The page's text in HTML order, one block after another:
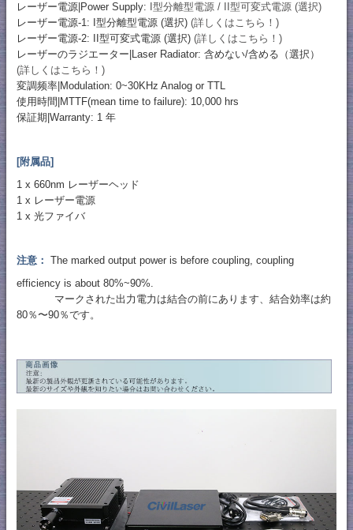
レーザー電源|Power Supply: I型分離型電源 / II型可変式電源 (選択)
レーザー電源-1: I型分離型電源 (選択) (詳しくはこちら！)
レーザー電源-2: II型可変式電源 (選択) (詳しくはこちら！)
レーザーのラジエーター|Laser Radiator: 含めない/含める（選択）
(詳しくはこちら！)
変調频率|Modulation: 0~30KHz Analog or TTL
使用時間|MTTF(mean time to failure): 10,000 hrs
保証期|Warranty: 1 年
[附属品]
1 x 660nm レーザーヘッド
1 x レーザー電源
1 x 光ファイバ
注意： The marked output power is before coupling, coupling
efficiency is about 80%~90%.
マークされた出力電力は結合の前にあります、結合効率は約
80％〜90％です。